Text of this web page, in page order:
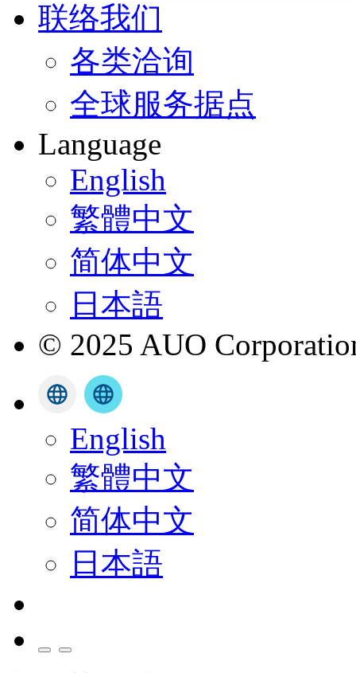
联络我们
各类洽询
全球服务据点
Language
English
繁體中文
简体中文
日本語
© 2025 AUO
English
繁體中文
简体中文
日本語